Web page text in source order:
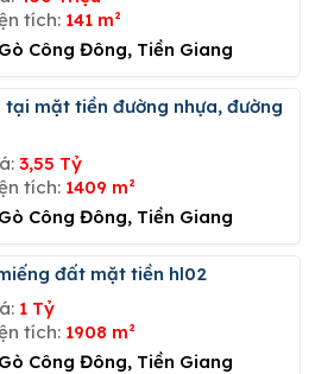
tích: 141 m²
Công Đông, Tiền Giang
3,55 Tỷ
tích: 1409 m²
Công Đông, Tiền Giang
đất mặt tiền hl02
1 Tỷ
tích: 1908 m²
Công Đông, Tiền Giang